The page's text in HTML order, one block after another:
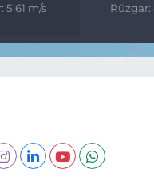
5.61 m/s
Rüzgar: